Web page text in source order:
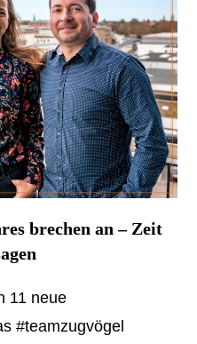
brechen an – Zeit
11 neue
#teamzugvögel